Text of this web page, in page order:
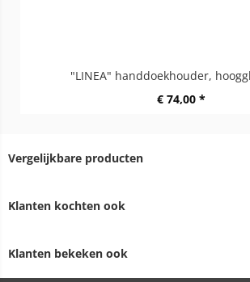
"LINEA" handdoekhouder,
€ 74,00 *
Vergelijkbare producten
Klanten kochten ook
Klanten bekeken ook